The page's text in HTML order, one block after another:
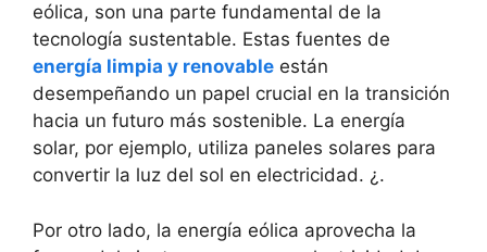
eólica, son una parte fundamental de la
tecnología sustentable. Estas fuentes de
energía limpia y renovable están
desempeñando un papel crucial en la transición
hacia un futuro más sostenible. La energía
solar, por ejemplo, utiliza paneles solares para
convertir la luz del sol en electricidad. ¿.
Por otro lado, la energía eólica aprovecha la